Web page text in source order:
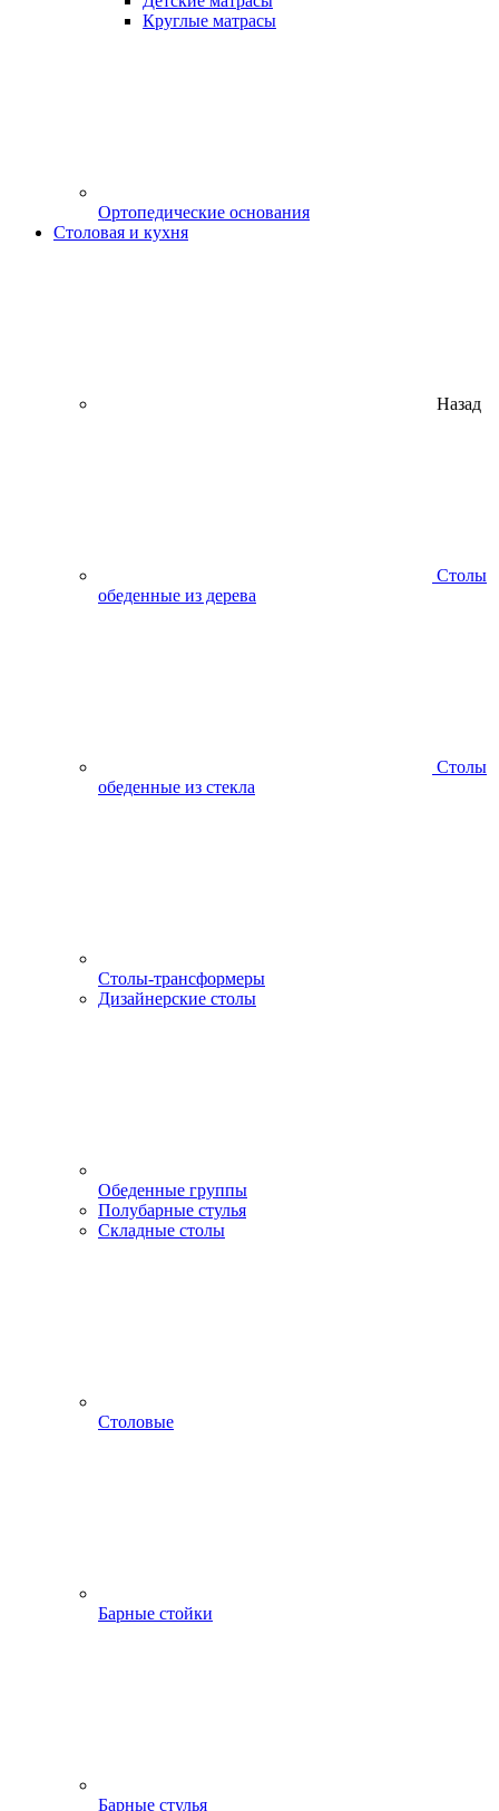
Круглые матрасы
Ортопедические основания
Столовая и кухня
Назад
Столы
обеденные из дерева
Столы
обеденные из стекла
Столы-трансформеры
Дизайнерские столы
Обеденные группы
Полубарные стулья
Складные столы
Столовые
Барные стойки
Барные стулья